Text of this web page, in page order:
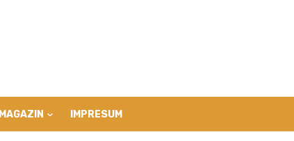
MAGAZIN IMPRESUM